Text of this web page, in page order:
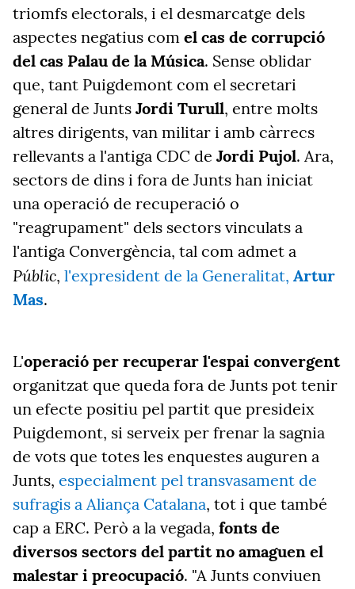
triomfs electorals, i el desmarcatge dels
aspectes negatius com el cas de corrupció
del cas Palau de la Música. Sense oblidar
que, tant Puigdemont com el secretari
general de Junts Jordi Turull, entre molts
altres dirigents, van militar i amb càrrecs
rellevants a l'antiga CDC de Jordi Pujol. Ara,
sectors de dins i fora de Junts han iniciat
una operació de recuperació o
"reagrupament" dels sectors vinculats a
l'antiga Convergència, tal com admet a
Públic, l'expresident de la Generalitat, Artur
Mas.
L'operació per recuperar l'espai convergent
organitzat que queda fora de Junts pot tenir
un efecte positiu pel partit que presideix
Puigdemont, si serveix per frenar la sagnia
de vots que totes les enquestes auguren a
Junts, especialment pel transvasament de
sufragis a Aliança Catalana, tot i que també
cap a ERC. Però a la vegada, fonts de
diversos sectors del partit no amaguen el
malestar i preocupació. "A Junts conviuen